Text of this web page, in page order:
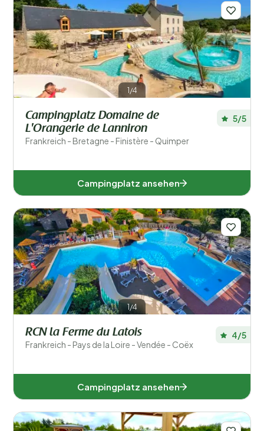
Nordfrankreich (3)
Normandie (12)
Okzitanien (54)
Pays de la Loire (36)
Provence-Alpes-Côte d'Azur (17)
Zentrum-Loiretal (12)
Beliebte Filter
Unterkunftstyp
Schwimmen
Allgemein
Sport und Freizeit
1/4
Campingplatz Domaine de
L'Orangerie de Lanniron
Frankreich - Bretagne - Finistère - Quimper
5/5
Campingplatz ansehen
1/4
RCN la Ferme du Latois
Frankreich - Pays de la Loire - Vendée - Coëx
4/5
Campingplatz ansehen